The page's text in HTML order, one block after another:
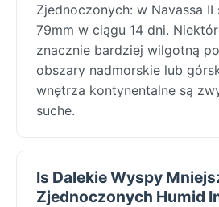
Zjednoczonych: w Navassa II
79mm w ciągu 14 dni.
znacznie bardziej wilgotną
obszary nadmorskie lub
wnętrza kontynentalne są
suche.
Is Dalekie Wyspy
Zjednoczonych Humid